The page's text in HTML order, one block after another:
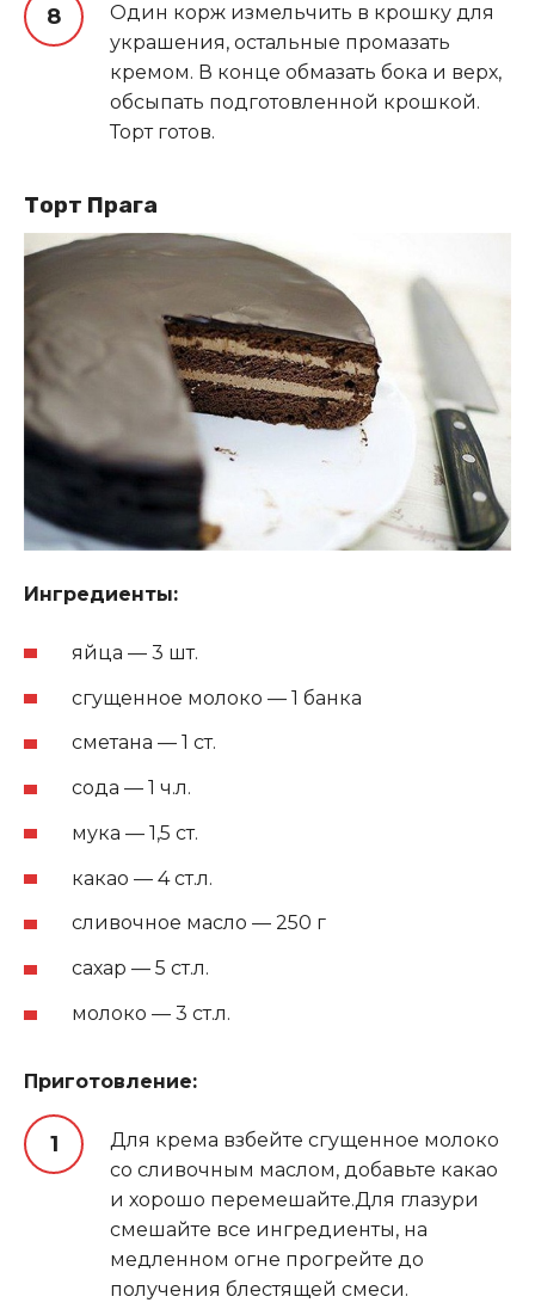
Один корж измельчить в крошку для
украшения, остальные промазать
кремом. В конце обмазать бока и верх,
обсыпать подготовленной крошкой.
Торт готов.
Торт Прага
Ингредиенты:
яйца — 3 шт.
сгущенное молоко — 1 банка
сметана — 1 ст.
сода — 1 ч.л.
мука — 1,5 ст.
какао — 4 ст.л.
сливочное масло — 250 г
сахар — 5 ст.л.
молоко — 3 ст.л.
Приготовление:
Для крема взбейте сгущенное молоко
со сливочным маслом, добавьте какао
и хорошо перемешайте.Для глазури
смешайте все ингредиенты, на
медленном огне прогрейте до
получения блестящей смеси.